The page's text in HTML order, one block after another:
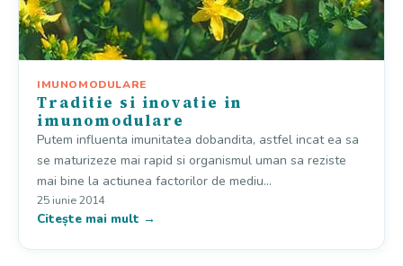
IMUNOMODULARE
Traditie si inovatie in
imunomodulare
Putem influenta imunitatea dobandita, astfel incat ea sa
se maturizeze mai rapid si organismul uman sa reziste
mai bine la actiunea factorilor de mediu…
25 iunie 2014
Citește mai mult →